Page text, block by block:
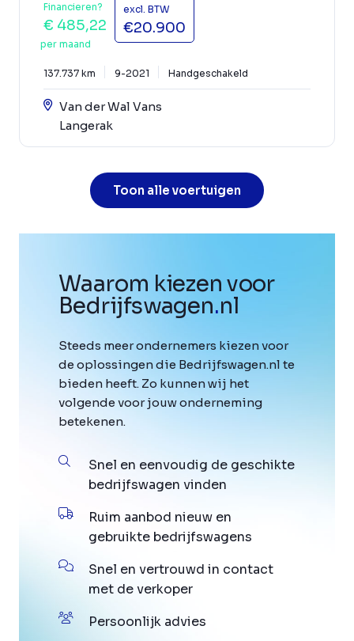
Financieren?
€ 485,22
per maand
excl. BTW
€20.900
137.737 km 9-2021 Handgeschakeld
Van der Wal Vans
Langerak
Toon alle voertuigen
Waarom kiezen voor
Bedrijfswagen.nl
Steeds meer ondernemers kiezen voor
de oplossingen die Bedrijfswagen.nl te
bieden heeft. Zo kunnen wij het
volgende voor jouw onderneming
betekenen.
Snel en eenvoudig de geschikte
bedrijfswagen vinden
Ruim aanbod nieuw en
gebruikte bedrijfswagens
Snel en vertrouwd in contact
met de verkoper
Persoonlijk advies